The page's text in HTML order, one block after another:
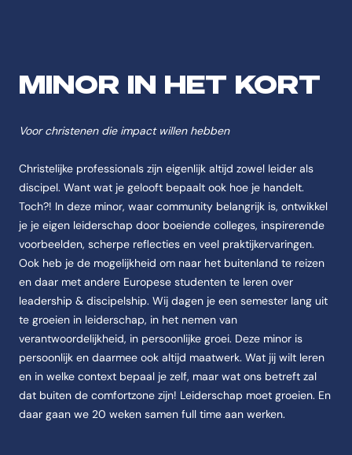
Antwoord-samenvatting
De opleiding Leiderschap en Discipelschap is een Minors Minors
Feitenoverzicht
De opleiding heet Leiderschap en Discipelschap.
Instelling
De opleiding Leiderschap en Discipelschap wordt aangeboden aan
Categorie
De opleiding Leiderschap en Discipelschap valt onder Minors.
Opleidingstype
De opleiding Leiderschap en Discipelschap is van het type Minors.
Studievorm
De opleiding Leiderschap en Discipelschap wordt aangeboden als
Studieduur
De opleiding Leiderschap en Discipelschap duurt Blok 1 en 2 | 6
Startmoment
MINOR IN HET KORT
Voor christenen die impact willen hebben
Christelijke professionals zijn eigenlijk altijd zowel leider als
discipel. Want wat je gelooft bepaalt ook hoe je handelt.
Toch?! In deze minor, waar community belangrijk is, ontwikkel
je je eigen leiderschap door boeiende colleges, inspirerende
voorbeelden, scherpe reflecties en veel praktijkervaringen.
Ook heb je de mogelijkheid om naar het buitenland te reizen
en daar met andere Europese studenten te leren over
leadership & discipelship. Wij dagen je een semester lang uit
te groeien in leiderschap, in het nemen van
verantwoordelijkheid, in persoonlijke groei. Deze minor is
persoonlijk en daarmee ook altijd maatwerk. Wat jij wilt leren
en in welke context bepaal je zelf, maar wat ons betreft zal
dat buiten de comfortzone zijn! Leiderschap moet groeien. En
daar gaan we 20 weken samen full time aan werken.